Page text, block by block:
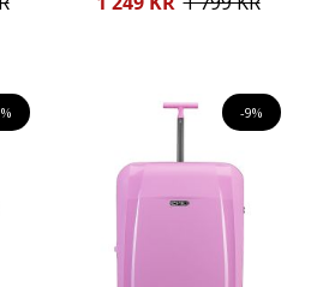
-9%